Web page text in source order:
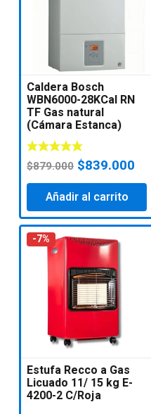
Caldera Bosch
WBN6000-28KCal RN
TF Gas natural
(Cámara Estanca)
$879.000 El
precio
original
era:
$879.000.
$839.000
Añadir al carrito
-7%
Estufa Recco a Gas
Licuado 11/ 15 kg E-
4200-2 C/Roja